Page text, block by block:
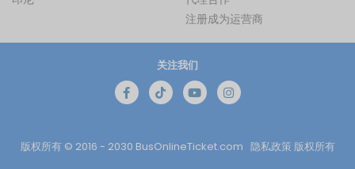
注册成为运营商
版权所有 © 2016 - 2030 BusOnlineTicket.com 隐私政策 版权所有
关注我们